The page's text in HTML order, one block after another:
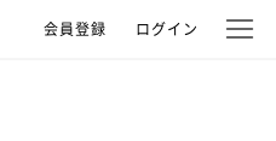
会員登録 ログイン